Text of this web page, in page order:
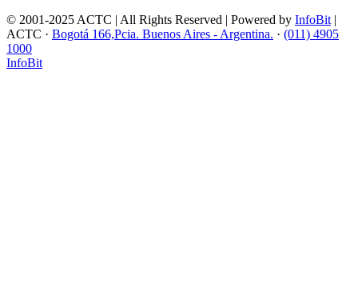
© 2001-2025 ACTC | All Rights Reserved | Powered by InfoBit |
ACTC · Bogotá 166,Pcia. Buenos Aires - Argentina. · (011) 4905
1000
InfoBit